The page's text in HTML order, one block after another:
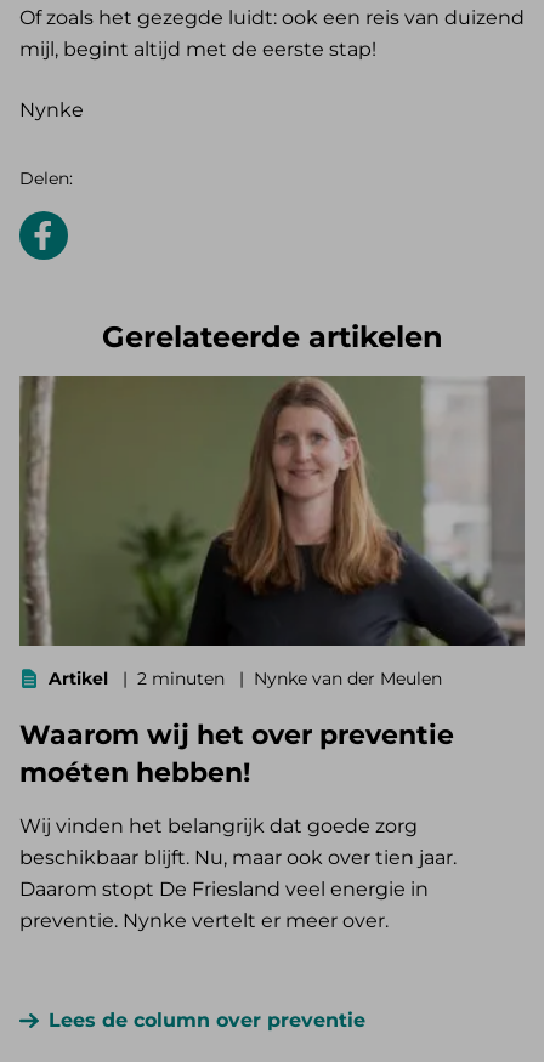
Of zoals het gezegde luidt: ook een reis van duizend
mijl, begint altijd met de eerste stap!
Nynke
Delen:
Gerelateerde artikelen
Artikel 2 minuten Nynke van der Meulen
Waarom wij het over preventie
moéten hebben!
Wij vinden het belangrijk dat goede zorg
beschikbaar blijft. Nu, maar ook over tien jaar.
Daarom stopt De Friesland veel energie in
preventie. Nynke vertelt er meer over.
Lees de column over preventie